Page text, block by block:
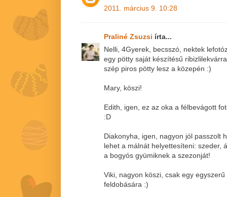
2011. március 9. 10:28
Praliné Zsuzsi írta...
Nelli, 4Gyerek, becsszó, nektek
egy pötty saját készítésű
szép piros pötty lesz a közepén :)
Mary, köszi!
Edith, igen, ez az oka a félbevágott
:D
Diakonyha, igen, nagyon jól passzolt
lehet a málnát helyettesíteni: szeder,
a bogyós gyümiknek a szezonját!
Viki, nagyon köszi, csak egy
feldobására :)